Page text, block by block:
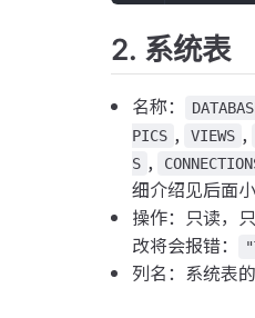
2. 系统表
名称：
PICS , VIEWS ,
S ,
细介绍见后面小
操作：只读，
改将会报错：
列名：系统表